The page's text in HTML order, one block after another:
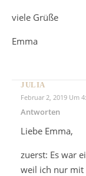
viele Grüße
Emma
JULIA
Februar 2, 2019 Um
Antworten
Liebe Emma,
zuerst: Es war
weil ich nur mit